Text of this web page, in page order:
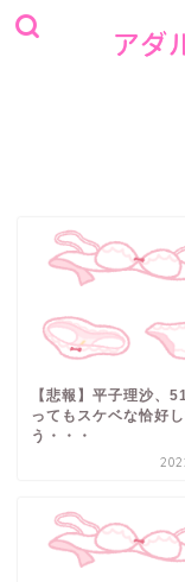
【悲報】平子理沙、
ってもスケベな恰好
う・・・